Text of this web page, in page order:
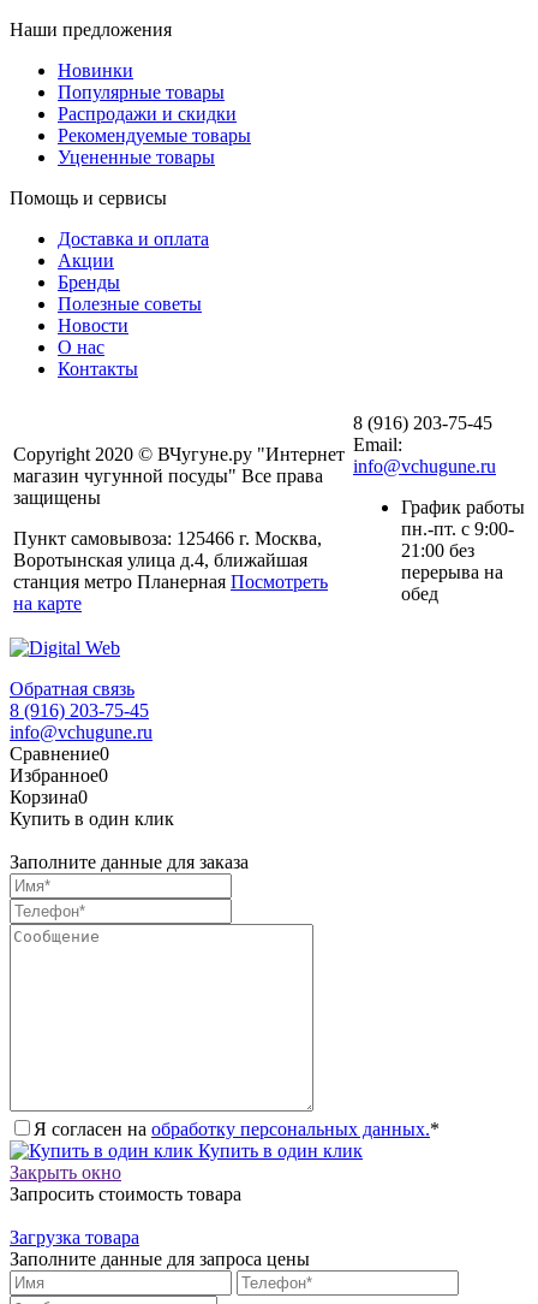
Наши предложения
Новинки
Популярные товары
Распродажи и скидки
Рекомендуемые товары
Уцененные товары
Помощь и сервисы
Доставка и оплата
Акции
Бренды
Полезные советы
Новости
О нас
Контакты
Copyright 2020 © ВЧугуне.ру "Интернет
магазин чугунной посуды" Все права
защищены
Пункт самовывоза: 125466 г. Москва,
Воротынская улица д.4, ближайшая
станция метро Планерная Посмотреть
на карте
8 (916) 203-75-45
Email:
info@vchugune.ru
График работы
пн.-пт. с 9:00-
21:00 без
перерыва на
обед
Обратная связь
8 (916) 203-75-45
info@vchugune.ru
Сравнение0
Избранное0
Корзина0
Купить в один клик
Заполните данные для заказа
Я согласен на обработку персональных данных.*
Купить в один клик
Закрыть окно
Запросить стоимость товара
Загрузка товара
Заполните данные для запроса цены